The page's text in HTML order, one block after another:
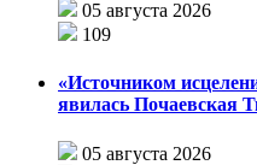
05 августа 2026
109
«Источником
явилась Почаевская
05 августа 2026